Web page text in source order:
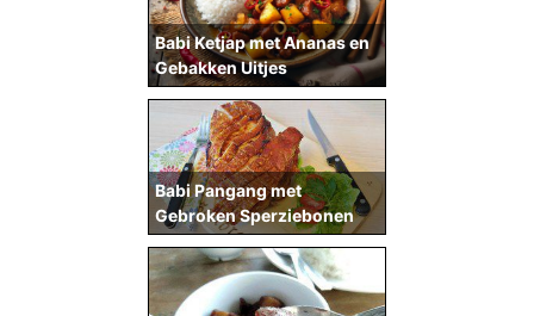
Babi Ketjap met Ananas en
Gebakken Uitjes
Babi Pangang met
Gebroken Sperziebonen